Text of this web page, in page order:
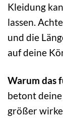
Kleidung
lassen.
und die
auf deine
Warum das
betont
größer